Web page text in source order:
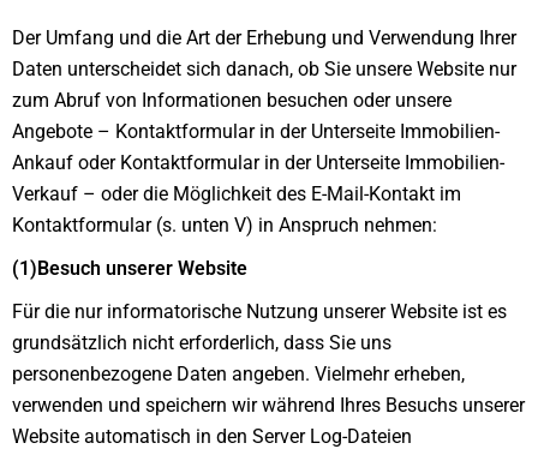
Der Umfang und die Art der Erhebung und Verwendung Ihrer
Daten unterscheidet sich danach, ob Sie unsere Website nur
zum Abruf von Informationen besuchen oder unsere
Angebote – Kontaktformular in der Unterseite Immobilien-
Ankauf oder Kontaktformular in der Unterseite Immobilien-
Verkauf – oder die Möglichkeit des E-Mail-Kontakt im
Kontaktformular (s. unten V) in Anspruch nehmen:
(1)Besuch unserer Website
Für die nur informatorische Nutzung unserer Website ist es
grundsätzlich nicht erforderlich, dass Sie uns
personenbezogene Daten angeben. Vielmehr erheben,
verwenden und speichern wir während Ihres Besuchs unserer
Website automatisch in den Server Log-Dateien